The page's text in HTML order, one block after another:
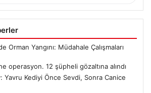
Orman Yangını: Müdahale Çalışmaları
operasyon. 12 şüpheli gözaltına alındı
Yavru Kediyi Önce Sevdi, Sonra Canice